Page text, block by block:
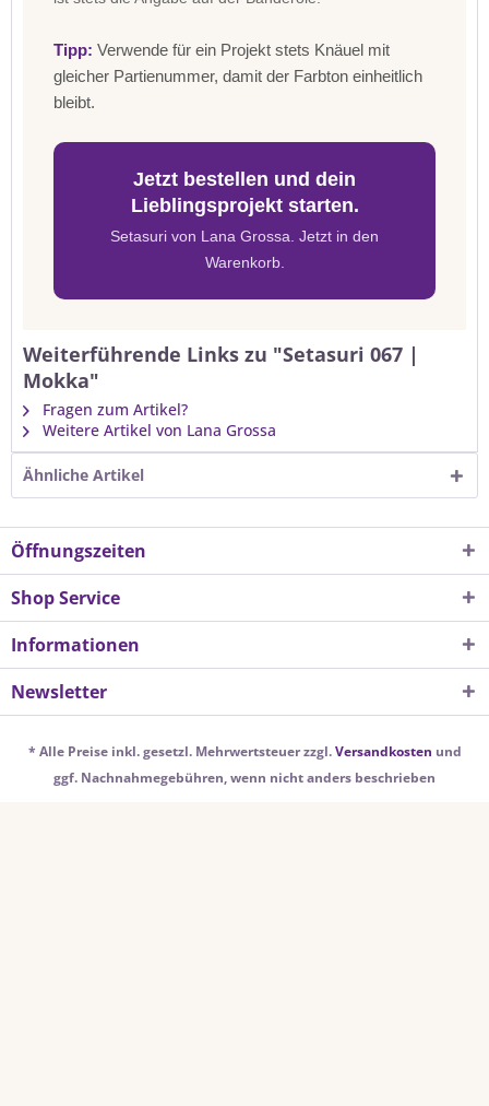
Tipp: Verwende für ein Projekt stets Knäuel mit
gleicher Partienummer, damit der Farbton einheitlich
bleibt.
Jetzt bestellen und dein
Lieblingsprojekt starten.
Setasuri von Lana Grossa. Jetzt in den
Warenkorb.
Weiterführende Links zu "Setasuri 067 |
Mokka"
Fragen zum Artikel?
Weitere Artikel von Lana Grossa
Ähnliche Artikel
Öffnungszeiten
Shop Service
Informationen
Newsletter
* Alle Preise inkl. gesetzl. Mehrwertsteuer zzgl.Versandkosten und
ggf. Nachnahmegebühren, wenn nicht anders beschrieben